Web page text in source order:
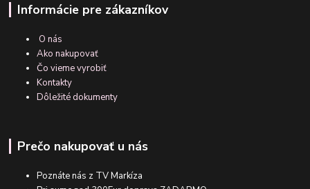
Informácie pre zákazníkov
O nás
Ako nakupovať
Čo vieme vyrobiť
Kontakty
Dôležité dokumenty
Prečo nakupovať u nás
Poznáte nás z TV Markíza